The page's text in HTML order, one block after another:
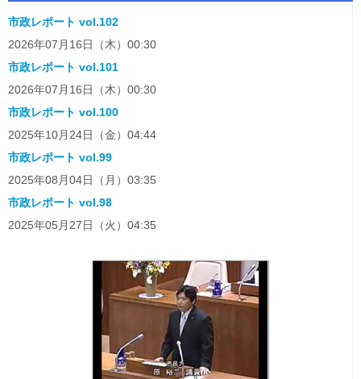
市政レポート vol.102
2026年07月16日（木）00:30
市政レポート vol.101
2026年07月16日（木）00:30
市政レポート vol.100
2025年10月24日（金）04:44
市政レポート vol.99
2025年08月04日（月）03:35
市政レポート vol.98
2025年05月27日（火）04:35